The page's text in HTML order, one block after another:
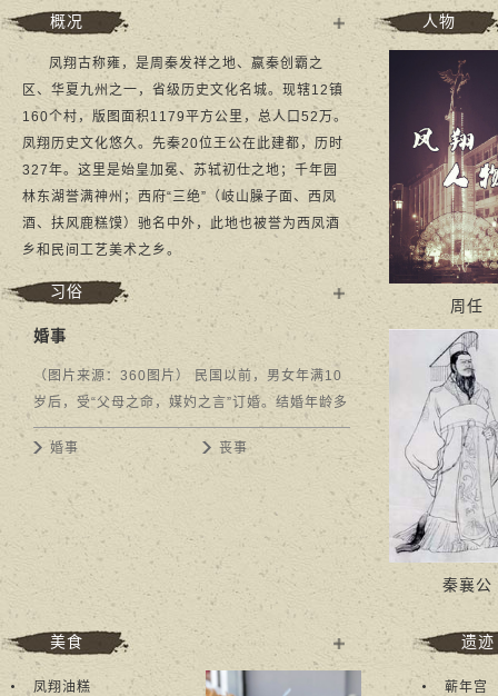
概况
多
+
凤翔古称雍，是周秦发祥之地、嬴秦创霸之
区、华夏九州之一，省级历史文化名城。现辖12镇
160个村，版图面积1179平方公里，总人口52万。
凤翔历史文化悠久。先秦20位王公在此建都，历时
327年。这里是始皇加冕、苏轼初仕之地；千年园
林东湖誉满神州；西府“三绝”（岐山臊子面、西凤
酒、扶风鹿糕馍）驰名中外，此地也被誉为西凤酒
乡和民间工艺美术之乡。
习俗
婚事
（图片来源：360图片） 民国以前，男女年满10
岁后，受“父母之命，媒妁之言”订婚。结婚年龄多
为十七八岁，早者十二三岁。婚前男女互不相
见，嫁娶履行“六礼”。即纳采（交礼求婚）、问...
婚事 丧事
人物
周任
秦襄公
美食
多
凤翔油糕
遗迹
蕲年宫